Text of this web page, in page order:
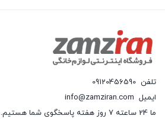
تلفن 09120456590
ایمیل info@zamziran.com
ما 24 ساعته 7 روز هفته پاسخگوی شما